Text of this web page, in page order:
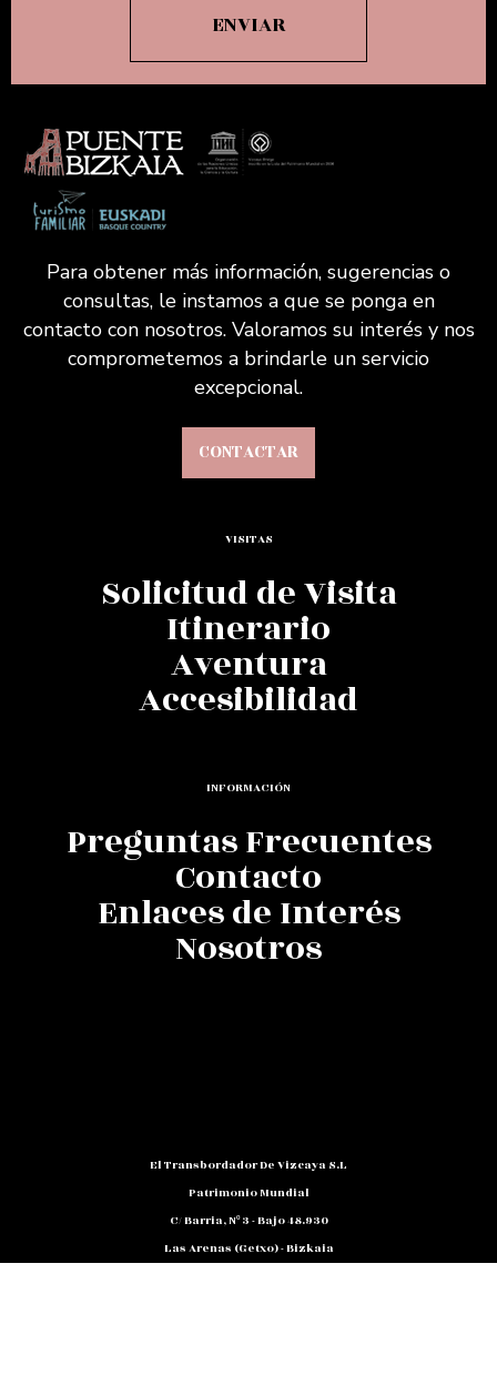
Para obtener más información, sugerencias o
consultas, le instamos a que se ponga en
contacto con nosotros. Valoramos su interés y nos
comprometemos a brindarle un servicio
excepcional.
CONTACTAR
VISITAS
Solicitud de Visita
Itinerario
Aventura
Accesibilidad
INFORMACIÓN
Preguntas Frecuentes
Contacto
Enlaces de Interés
Nosotros
El Transbordador De Vizcaya S.L
Patrimonio Mundial
C/ Barria, Nº 3 - Bajo 48.930
Las Arenas (Getxo) - Bizkaia